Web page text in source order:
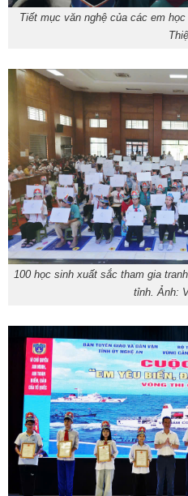
Tiết mục văn nghệ của các em
100 học sinh xuất sắc tham gia
tỉnh. Ảnh: